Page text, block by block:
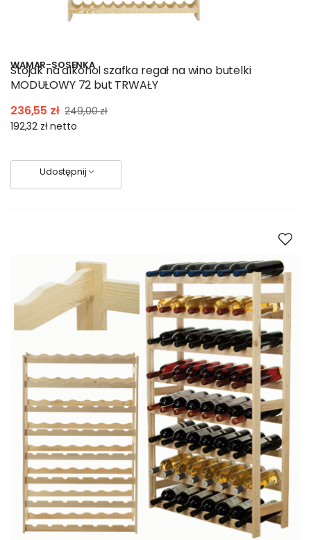
WAMAR-SOSENKA
Stojak na alkohol szafka regał na wino butelki
MODUŁOWY 72 but TRWAŁY
236,55 zł 249,00 zł
192,32 złnetto
Udostępnij